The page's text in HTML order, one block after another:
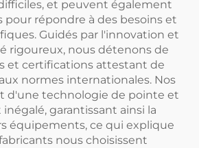
et peuvent également
pour répondre à des besoins et
Guidés par l'innovation et
rigoureux, nous détenons de
et certifications attestant de
normes internationales. Nos
d'une technologie de pointe et
garantissant ainsi la
équipements, ce qui explique
nous choisissent